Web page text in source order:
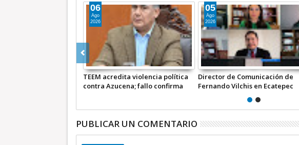
Director de Comunicación de
Fernando Vilchis en Ecatepec
Azucena Cisneros supervisa
demolición de construcciones
ilegales en zona federal
05
2026
PUBLICAR UN COMENTARIO